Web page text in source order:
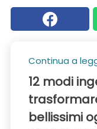
Continua a
12 modi
bellissimi